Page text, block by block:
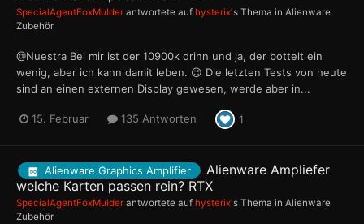
SpecialAgentFoxMulder antwortete auf hysterix's Thema in Alienware
Zubehör
@Nuestra Bei mir ist der 10900k drinn und ja, der bottelt ein
wenig, aber ich kann damit leben. 😉 Die letzten Tests von heute
sind an einen externen Display gewesen, werde aber in...
15. Februar 135 Antworten 1
Alienware Graphics Amplifier
Alienware Ampliefer
welche Karten passen rein? RTX
SpecialAgentFoxMulder antwortete auf hysterix's Thema in Alienware
Zubehör